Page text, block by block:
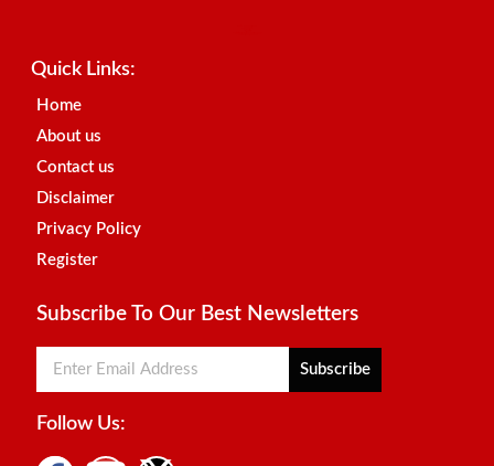
Quick Links:
Home
About us
Contact us
Disclaimer
Privacy Policy
Register
Subscribe To Our Best Newsletters
Subscribe
Follow Us: